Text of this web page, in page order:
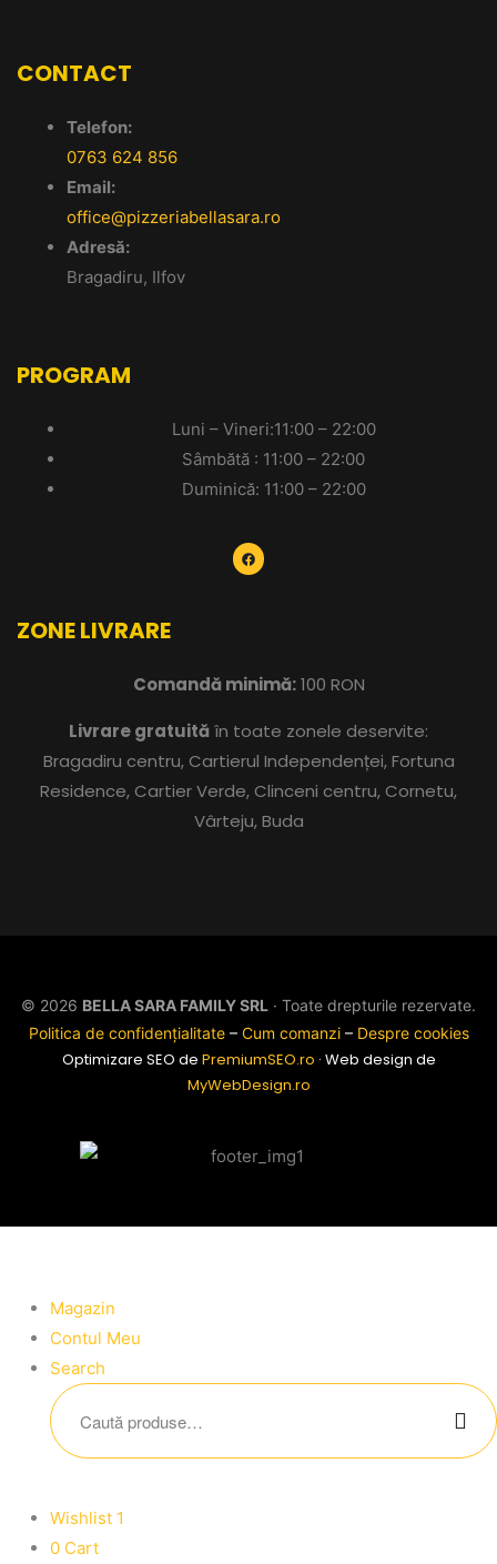
CONTACT
Telefon:
0763 624 856
Email:
office@pizzeriabellasara.ro
Adresă:
Bragadiru, Ilfov
PROGRAM
Luni – Vineri:11:00 – 22:00
Sâmbătă : 11:00 – 22:00
Duminică: 11:00 – 22:00
ZONE LIVRARE
Comandă minimă:100 RON
Livrare gratuităîn toate zonele deservite:
Bragadiru centru, Cartierul Independenței, Fortuna
Residence, Cartier Verde, Clinceni centru, Cornetu,
Vârteju, Buda
© 2026 BELLA SARA FAMILY SRL · Toate drepturile rezervate.
Politica de confidențialitate– Cum comanzi– Despre cookies
Optimizare SEO de PremiumSEO.ro · Web design de
MyWebDesign.ro
Magazin
Contul Meu
Search
Wishlist 1
0 Cart